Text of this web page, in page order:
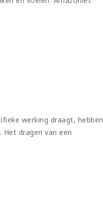
werking draagt, hebben
dragen van een